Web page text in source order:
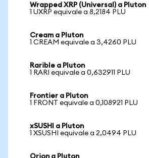
Wrapped XRP (Universal) a Pluton
1 UXRP equivale a 8,2184 PLU
Cream a Pluton
1 CREAM equivale a 3,4260 PLU
Rarible a Pluton
1 RARI equivale a 0,632911 PLU
Frontier a Pluton
1 FRONT equivale a 0,108921 PLU
xSUSHI a Pluton
1 XSUSHI equivale a 2,0494 PLU
Orion a Pluton